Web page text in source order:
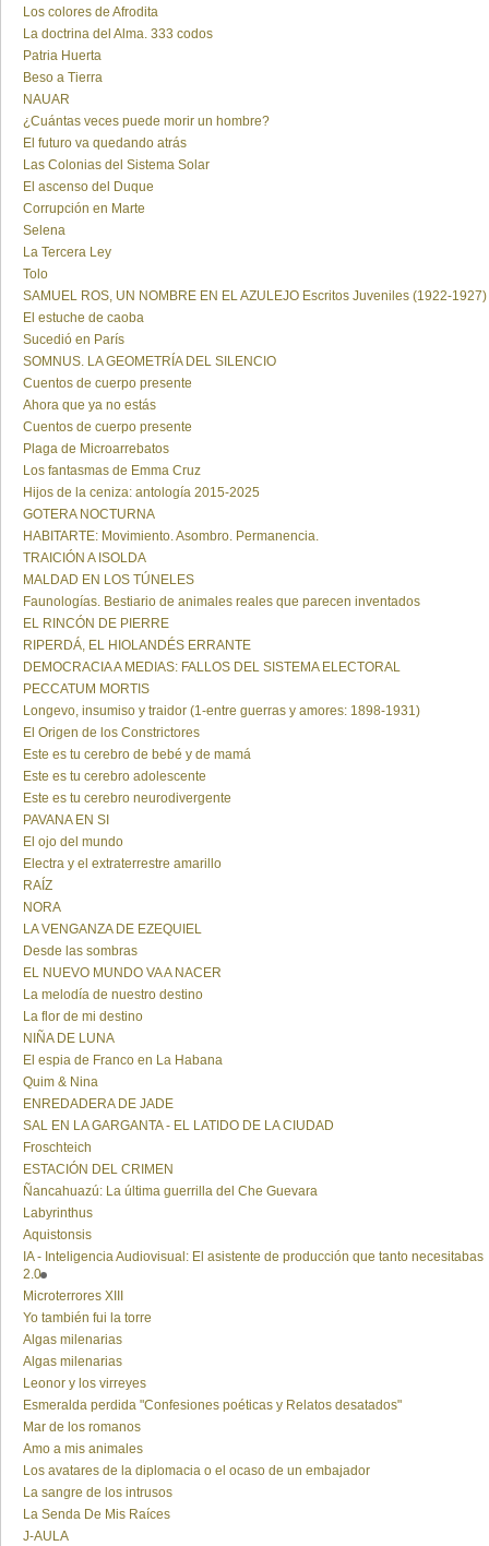
Los colores de Afrodita
La doctrina del Alma. 333 codos
Patria Huerta
Beso a Tierra
NAUAR
¿Cuántas veces puede morir un hombre?
El futuro va quedando atrás
Las Colonias del Sistema Solar
El ascenso del Duque
Corrupción en Marte
Selena
La Tercera Ley
Tolo
SAMUEL ROS, UN NOMBRE EN EL AZULEJO Escritos Juveniles (1922-1927)
El estuche de caoba
Sucedió en París
SOMNUS. LA GEOMETRÍA DEL SILENCIO
Cuentos de cuerpo presente
Ahora que ya no estás
Cuentos de cuerpo presente
Plaga de Microarrebatos
Los fantasmas de Emma Cruz
Hijos de la ceniza: antología 2015-2025
GOTERA NOCTURNA
HABITARTE: Movimiento. Asombro. Permanencia.
TRAICIÓN A ISOLDA
MALDAD EN LOS TÚNELES
Faunologías. Bestiario de animales reales que parecen inventados
EL RINCÓN DE PIERRE
RIPERDÁ, EL HIOLANDÉS ERRANTE
DEMOCRACIA A MEDIAS: FALLOS DEL SISTEMA ELECTORAL
PECCATUM MORTIS
Longevo, insumiso y traidor (1-entre guerras y amores: 1898-1931)
El Origen de los Constrictores
Este es tu cerebro de bebé y de mamá
Este es tu cerebro adolescente
Este es tu cerebro neurodivergente
PAVANA EN SI
El ojo del mundo
Electra y el extraterrestre amarillo
RAÍZ
NORA
LA VENGANZA DE EZEQUIEL
Desde las sombras
EL NUEVO MUNDO VA A NACER
La melodía de nuestro destino
La flor de mi destino
NIÑA DE LUNA
El espia de Franco en La Habana
Quim & Nina
ENREDADERA DE JADE
SAL EN LA GARGANTA - EL LATIDO DE LA CIUDAD
Froschteich
ESTACIÓN DEL CRIMEN
Ñancahuazú: La última guerrilla del Che Guevara
Labyrinthus
Aquistonsis
IA - Inteligencia Audiovisual: El asistente de producción que tanto necesitabas
2.0
Microterrores XIII
Yo también fui la torre
Algas milenarias
Algas milenarias
Leonor y los virreyes
Esmeralda perdida "Confesiones poéticas y Relatos desatados"
Mar de los romanos
Amo a mis animales
Los avatares de la diplomacia o el ocaso de un embajador
La sangre de los intrusos
La Senda De Mis Raíces
J-AULA